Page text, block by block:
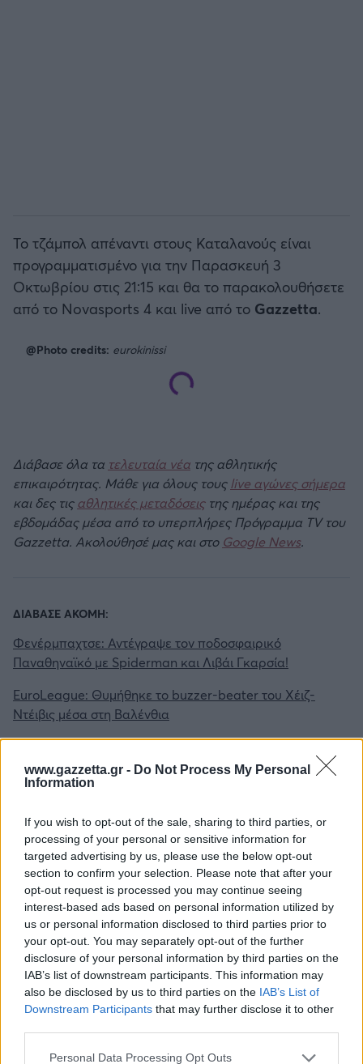
www.gazzetta.gr - Do Not Process My Personal
Information
If you wish to opt-out of the sale, sharing to third parties, or
processing of your personal or sensitive information for
targeted advertising by us, please use the below opt-out
section to confirm your selection. Please note that after your
opt-out request is processed you may continue seeing
interest-based ads based on personal information utilized by
us or personal information disclosed to third parties prior to
your opt-out. You may separately opt-out of the further
disclosure of your personal information by third parties on the
IAB’s list of downstream participants. This information may
also be disclosed by us to third parties on the IAB’s List of
Downstream Participants that may further disclose it to other
Please note that this website/app uses one or more Google
Personal Data Processing Opt Outs
Παρί Σεν Ζερμέν
Το τζάμπολ απέναντι στους Καταλανούς είναι
προγραμματισμένο για την Παρασκευή 3
Οκτωβρίου στις 21:15 και θα το παρακολουθήσετε
από το Novasports 4 και live από το Gazzetta.
@Photo credits: eurokinissi
Διάβασε όλα τα τελευταία νέα της αθλητικής
επικαιρότητας. Μάθε για όλους τους live αγώνες σήμερα
και δες τιςαθλητικές μεταδόσειςτης ημέρας και της
εβδομάδας μέσα από το υπερπλήρες Πρόγραμμα TV του
Gazzetta. Ακολούθησέ μας και στο Google News.
ΔΙΑΒΑΣΕ ΑΚΟΜΗ:
Φενέρμπαχτσε: Αντέγραψε τον ποδοσφαιρικό
Παναθηναϊκό με Spiderman και Λιβάι Γκαρσία!
EuroLeague: Θυμήθηκε το buzzer-beater του Χέιζ-
Ντέιβις μέσα στη Βαλένθια
Άταμαν στη Σύμη: «Σπάει» πιάτα σε γνωστό εστιατόριο!
Για να προσθέσεις το σχόλιο
σου πρέπει να συνδεθείς
στο my gazzetta!
Εγγραφή Σύνδεση